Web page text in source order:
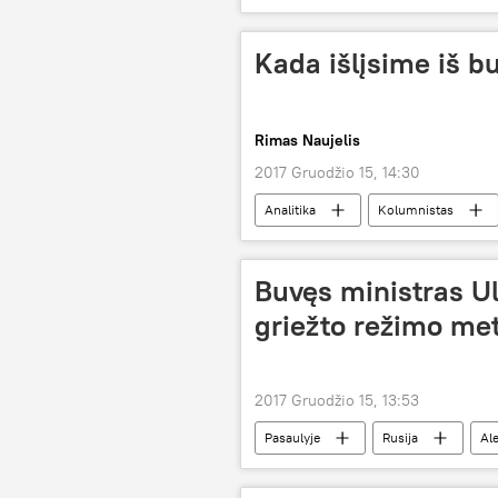
Kada išlįsime iš
Rimas Naujelis
2017 Gruodžio 15, 14:30
Analitika Kolumnistas
Lukiškių aikštės laisvės simbolis —
Buvęs ministras
griežto režimo
2017 Gruodžio 15, 13:53
Pasaulyje Rusija